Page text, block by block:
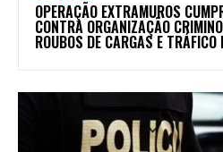
OPERAÇÃO EXTRAMUROS
CONTRA ORGANIZAÇÃO
ROUBOS DE CARGAS E TRÁFICO